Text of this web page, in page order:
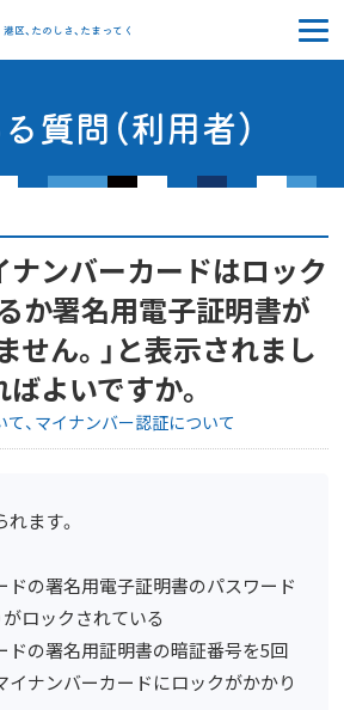
みなトクPAY
港区、たのしさ、たまってく
質問（利用者）
ナンバーカードはロック
か署名用電子証明書が
せん。」と表示されまし
よいですか。
て マイナンバー認証について
ます。
の署名用電子証明書のパスワード
がロックされている
の署名用証明書の暗証番号を5回
イナンバーカードにロックがかかり